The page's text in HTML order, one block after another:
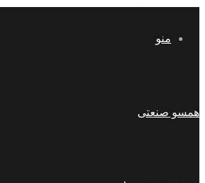
منو
همسو صنعتی